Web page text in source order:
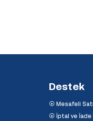
Destek
⦿ Mesafeli
⦿ İptal ve İade